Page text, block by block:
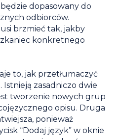
dopasowany do
odbiorców.
brzmieć tak, jakby
konkretnego
to, jak przetłumaczyć
zasadniczo dwie
tworzenie nowych grup
opisu. Druga
ponieważ
“Dodaj język” w oknie